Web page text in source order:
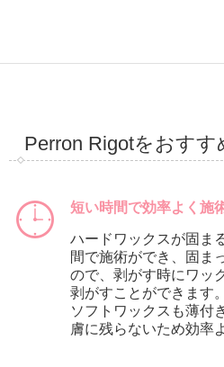
Perron Rigotをおすす
短い時間で効率よく施
ハードワックスが固ま
間で施術ができ、固ま
ので、剥がす時にワッ
剥がすことができます。
ソフトワックスも薄付
膚に残らないため効率